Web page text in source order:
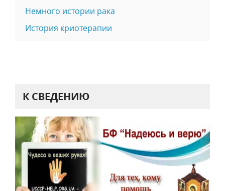
Немного истории рака
История криотерапии
К СВЕДЕНИЮ